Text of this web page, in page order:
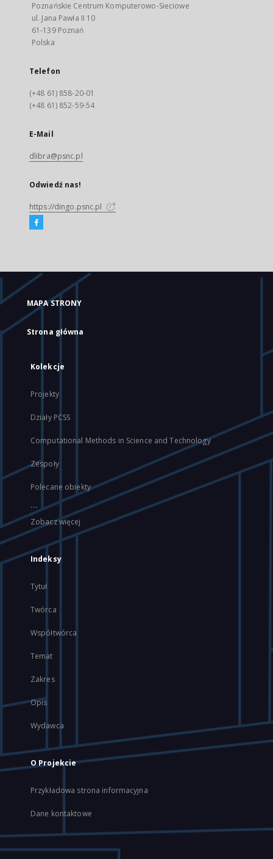
Poznańskie Centrum Komputerowo-Sieciowe
ul. Jana Pawła II 10
61-139 Poznań
Polska
Telefon
(+48 61) 858-20-01
(+48 61) 852-59-54
E-Mail
dlibra@psnc.pl
Odwiedź nas!
https://dingo.psnc.pl
MAPA STRONY
Strona główna
Kolekcje
Projekty
Działy PCSS
Computational Methods in Science and Technology
Zespoły
Polecane obiekty
...
Zobacz więcej
Indeksy
Tytuł
Twórca
Współtwórca
Temat
Zakres
Opis
Wydawca
O Projekcie
Przykładowa strona informacyjna
Dane kontaktowe